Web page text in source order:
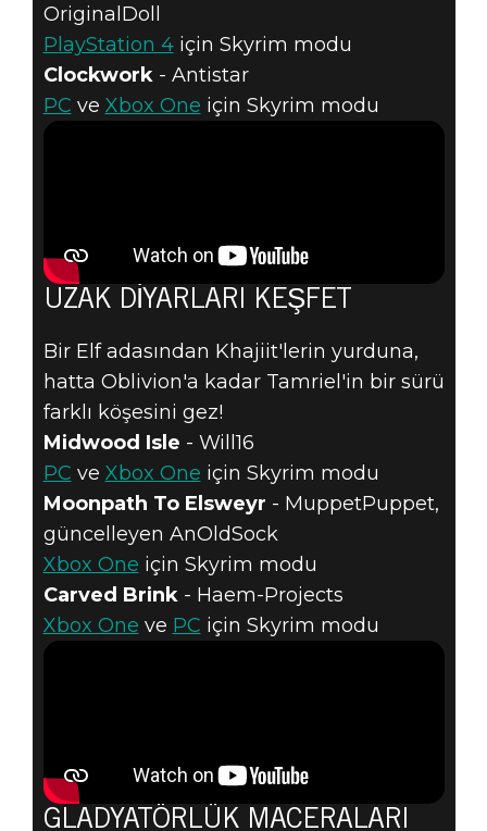
OriginalDoll
PlayStation 4için Skyrim modu
Clockwork- Antistar
PC ve Xbox One için Skyrim modu
UZAK DIYARLARI KEŞFET
Bir Elf adasından Khajiit'lerin yurduna,
hatta Oblivion'a kadar Tamriel'in bir sürü
farklı köşesini gez!
Midwood Isle - Will16
PC ve Xbox One için Skyrim modu
Moonpath To Elsweyr - MuppetPuppet,
güncelleyen AnOldSock
Xbox One için Skyrim modu
Carved Brink- Haem-Projects
Xbox One ve PC için Skyrim modu
GLADYATÖRLÜK MACERALARI